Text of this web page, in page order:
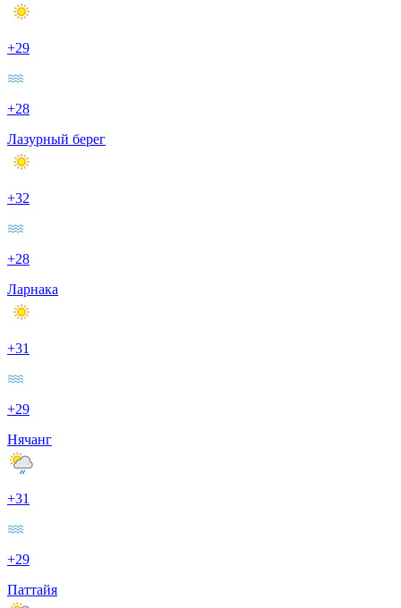
+29
+28
Лазурный берег
+32
+28
Ларнака
+31
+29
Нячанг
+31
+29
Паттайя